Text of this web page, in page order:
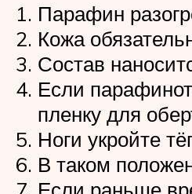
Парафин
Кожа
Состав
Если
пленку для
Ноги укройте
В таком